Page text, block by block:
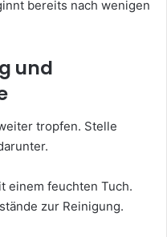
bereits nach wenigen
und
tropfen. Stelle
einem feuchten Tuch.
zur Reinigung.